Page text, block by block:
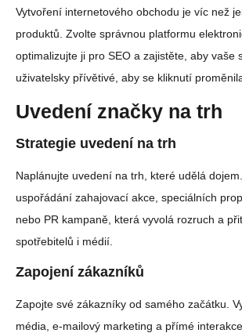
Vytvoření internetového obchodu je víc než
produktů. Zvolte správnou platformu
optimalizujte ji pro SEO a zajistěte, aby vaše
uživatelsky přívětivé, aby se kliknutí
Uvedení značky na trh
Strategie uvedení na trh
Naplánujte uvedení na trh, které udělá
uspořádání zahajovací akce, speciálních
nebo PR kampaně, která vyvolá rozruch a
spotřebitelů i médií.
Zapojení zákazníků
Zapojte své zákazníky od samého začátku.
média, e-mailový marketing a přímé